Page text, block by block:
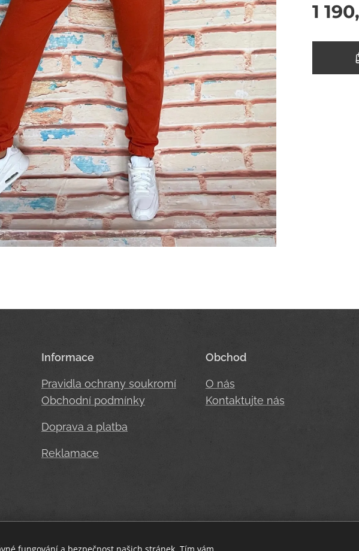
1
Informace
Pravidla ochrany soukromí
Obchodní podmínky
Doprava a platba
Reklamace
Obchod
O nás
Kontaktujte nás